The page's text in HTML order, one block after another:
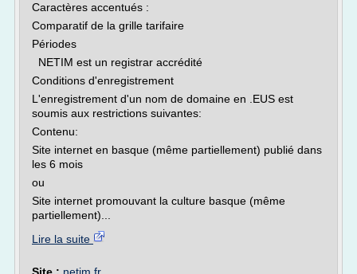
Caractères accentués :
Comparatif de la grille tarifaire
Périodes
NETIM est un registrar accrédité
Conditions d'enregistrement
L'enregistrement d'un nom de domaine en .EUS est
soumis aux restrictions suivantes:
Contenu:
Site internet en basque (même partiellement) publié dans
les 6 mois
ou
Site internet promouvant la culture basque (même
partiellement)...
Lire la suite